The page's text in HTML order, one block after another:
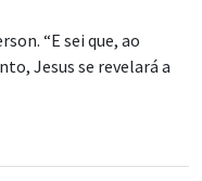
“E sei que, ao
Jesus se revelará a